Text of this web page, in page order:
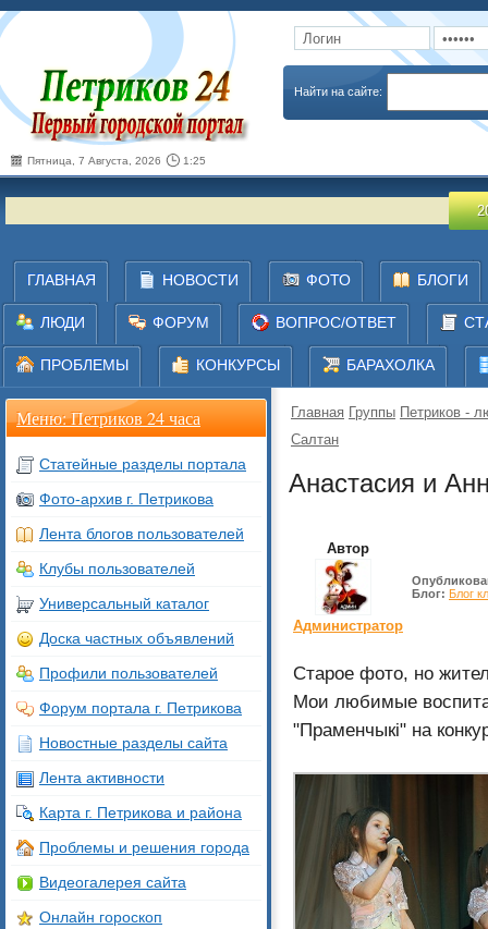
Запомнить Забыли
Найти на сайте:
Пятница, 7 Августа, 2026 1:25
20 июля
ГЛАВНАЯ НОВОСТИ ФОТО БЛОГИ
ЛЮДИ ФОРУМ ВОПРОС/ОТВЕТ
ПРОБЛЕМЫ КОНКУРСЫ БАРАХОЛКА
Главная Группы Петриков -
Салтан
Анастасия и
Автор
Администратор
Блог: Блог
Старое фото, но
Мои любимые
"Праменчыкi" на
Меню: Петриков 24 часа
Статейные разделы портала
Фото-архив г. Петрикова
Лента блогов пользователей
Клубы пользователей
Универсальный каталог
Доска частных объявлений
Профили пользователей
Форум портала г. Петрикова
Новостные разделы сайта
Лента активности
Карта г. Петрикова и района
Проблемы и решения города
Видеогалерея сайта
Онлайн гороскоп